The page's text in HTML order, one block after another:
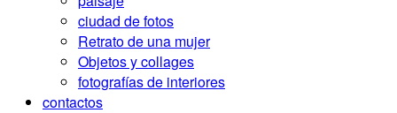
ciudad de fotos
Retrato de una mujer
Objetos y collages
fotografías de interiores
contactos